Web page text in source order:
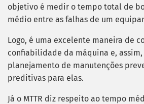
objetivo é medir o tempo total de
médio entre as falhas de um
Logo, é uma excelente maneira de
confiabilidade da máquina e,
planejamento de manutenções
preditivas para elas.
Já o MTTR diz respeito ao tempo